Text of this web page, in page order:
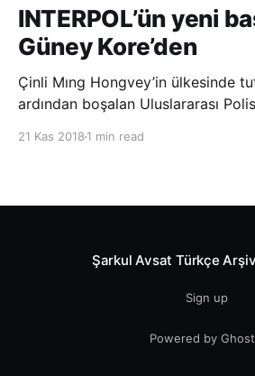
INTERPOL’ün yeni
Güney Kore’den
Çinli Mıng Hongvey’in ülkesinde
ardından boşalan Uluslararası
21 Kas 2018 1 min read
Şarkul Avsat Türkçe
Sign up
Powered by Ghost